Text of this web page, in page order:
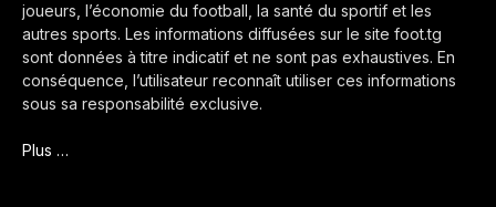
joueurs, l’économie du football, la santé du sportif et les
autres sports. Les informations diffusées sur le site foot.tg
sont données à titre indicatif et ne sont pas exhaustives. En
conséquence, l’utilisateur reconnaît utiliser ces informations
sous sa responsabilité exclusive.
Plus …